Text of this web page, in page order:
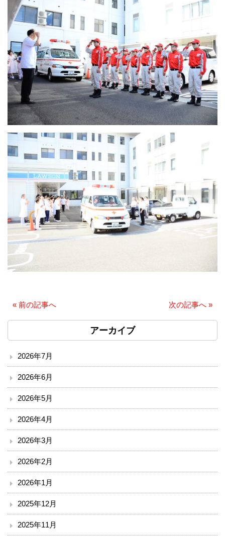
総合案内
アクセス
院内案内図
看護部
医事課
薬剤部
臨床検査部門
リハビリテーション
放射線科
栄養課
訪問看護ステーション
診療
外来のご案内
小児科を受診される方へ
外来診療表
休診案内
内科
循環器内科
« 前の記事へ 次の記事へ »
アーカイブ
2026年7月
2026年6月
2026年5月
2026年4月
2026年3月
2026年2月
2026年1月
2025年12月
2025年11月